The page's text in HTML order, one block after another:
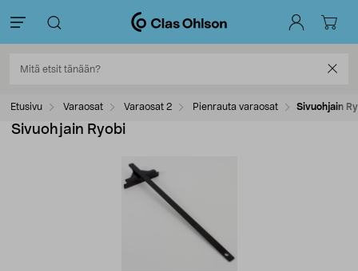
Etusivu Varaosat Varaosat 2 Pienrauta varaosat Sivuohjain
Sivuohjain Ryobi